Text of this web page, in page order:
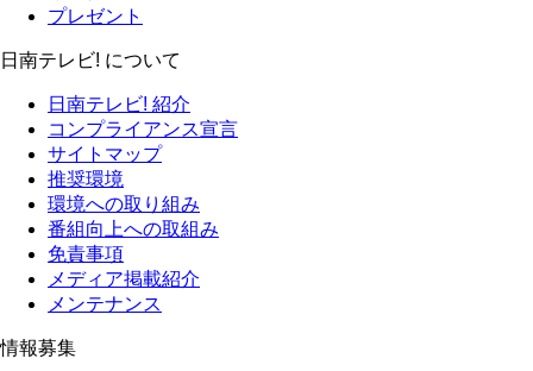
プレゼント
日南テレビ! について
日南テレビ! 紹介
コンプライアンス宣言
サイトマップ
推奨環境
環境への取り組み
番組向上への取組み
免責事項
メディア掲載紹介
メンテナンス
情報募集